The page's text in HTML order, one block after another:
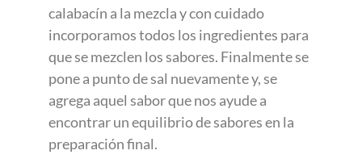
calabacín a la mezcla y con cuidado
incorporamos todos los ingredientes para
que se mezclen los sabores. Finalmente se
pone a punto de sal nuevamente y, se
agrega aquel sabor que nos ayude a
encontrar un equilibrio de sabores en la
preparación final.